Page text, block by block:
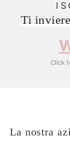
Ti
Click
La nostra